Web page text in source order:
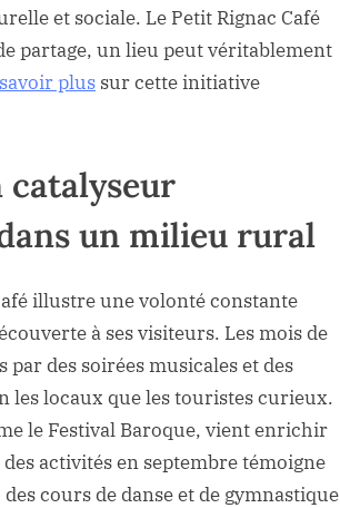
et sociale. Le Petit Rignac Café
partage, un lieu peut véritablement
plus sur cette initiative
catalyseur
un milieu rural
illustre une volonté constante
à ses visiteurs. Les mois de
des soirées musicales et des
les locaux que les touristes curieux.
le Festival Baroque, vient enrichir
activités en septembre témoigne
cours de danse et de gymnastique